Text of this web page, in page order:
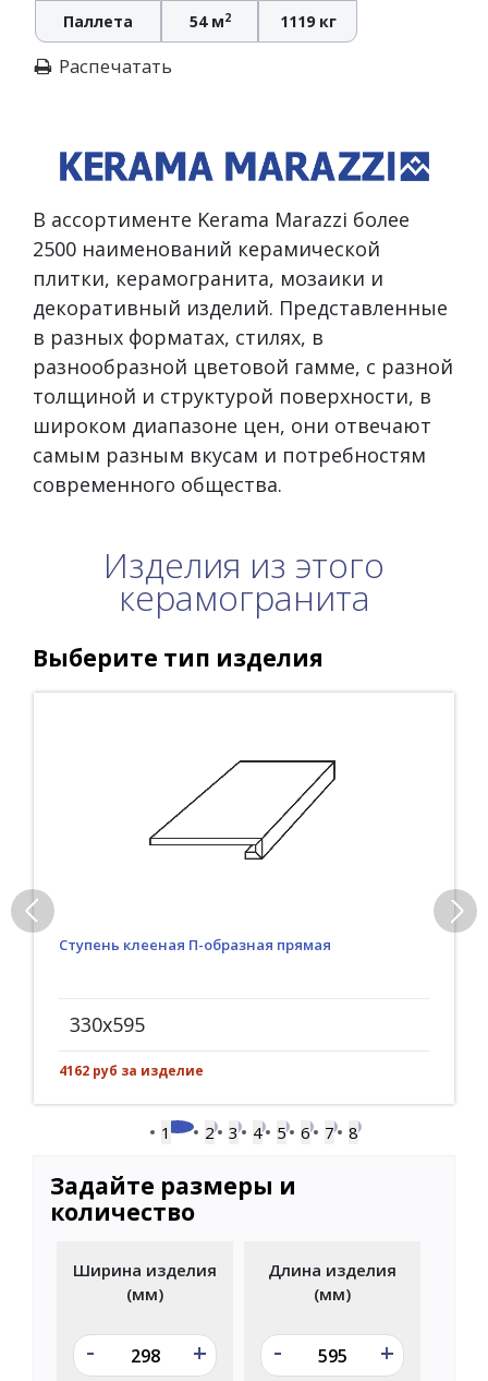
Паллета 54 м2 1119 кг
Распечатать
В ассортименте Kerama Marazzi более
2500 наименований керамической
плитки, керамогранита, мозаики и
декоративный изделий. Представленные
в разных форматах, стилях, в
разнообразной цветовой гамме, с разной
толщиной и структурой поверхности, в
широком диапазоне цен, они отвечают
самым разным вкусам и потребностям
современного общества.
Изделия из этого
керамогранита
Выберите тип изделия
Ступень клееная П-образная прямая
330x595
4162 руб за изделие
1 2 3 4 5 6 7 8
Задайте размеры и
количество
Ширина изделия
(мм)
- +
Длина изделия
(мм)
- +